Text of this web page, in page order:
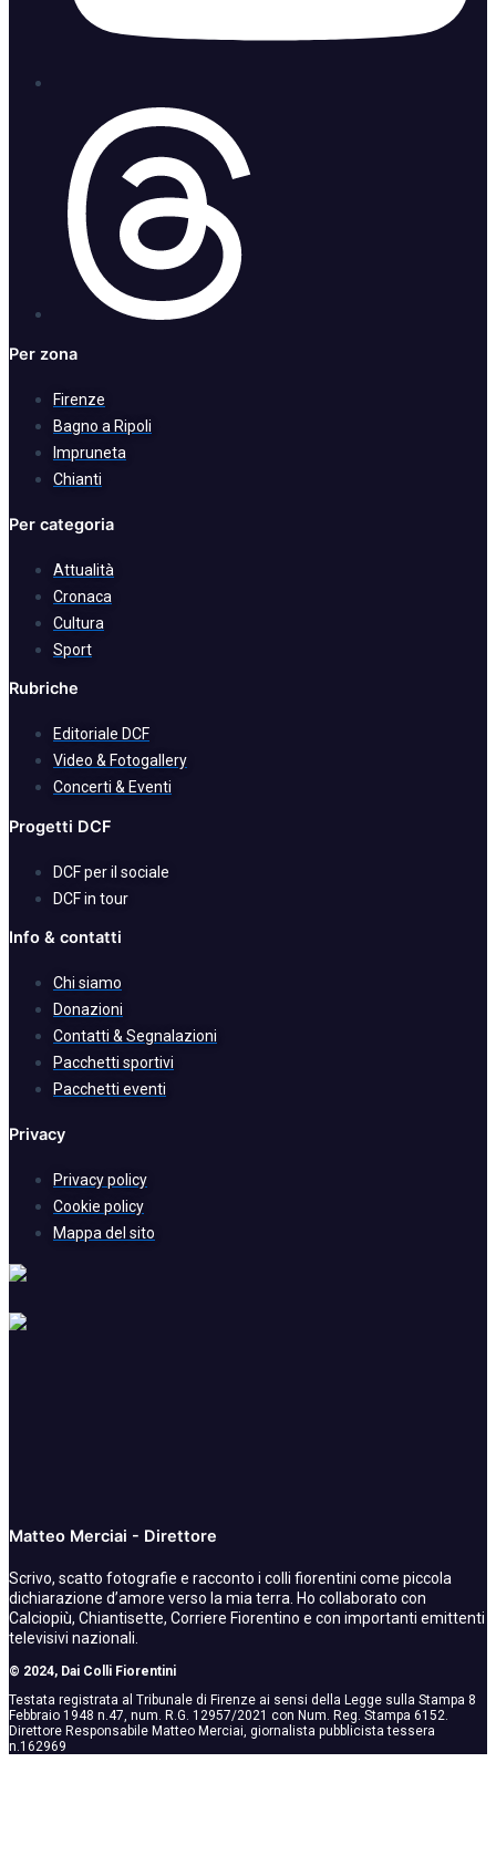
Per zona
Firenze
Bagno a Ripoli
Impruneta
Chianti
Per categoria
Attualità
Cronaca
Cultura
Sport
Rubriche
Editoriale DCF
Video & Fotogallery
Concerti & Eventi
Progetti DCF
DCF per il sociale
DCF in tour
Info & contatti
Chi siamo
Donazioni
Contatti & Segnalazioni
Pacchetti sportivi
Pacchetti eventi
Privacy
Privacy policy
Cookie policy
Mappa del sito
Matteo Merciai - Direttore
Scrivo, scatto fotografie e racconto i colli fiorentini come piccola
dichiarazione d’amore verso la mia terra. Ho collaborato con
Calciopiù, Chiantisette, Corriere Fiorentino e con importanti emittenti
televisivi nazionali.
© 2024, Dai Colli Fiorentini
Testata registrata al Tribunale di Firenze ai sensi della Legge sulla Stampa 8
Febbraio 1948 n.47, num. R.G. 12957/2021 con Num. Reg. Stampa 6152.
Direttore Responsabile Matteo Merciai, giornalista pubblicista tessera
n.162969